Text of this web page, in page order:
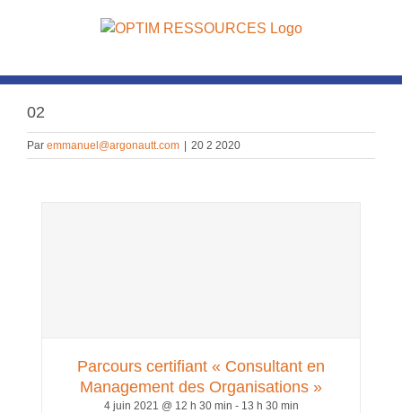
02
Par emmanuel@argonautt.com 20 2 2020
Parcours certifiant « Consultant en
Management des Organisations »
4 juin 2021 @ 12 h 30 min - 13 h 30 min